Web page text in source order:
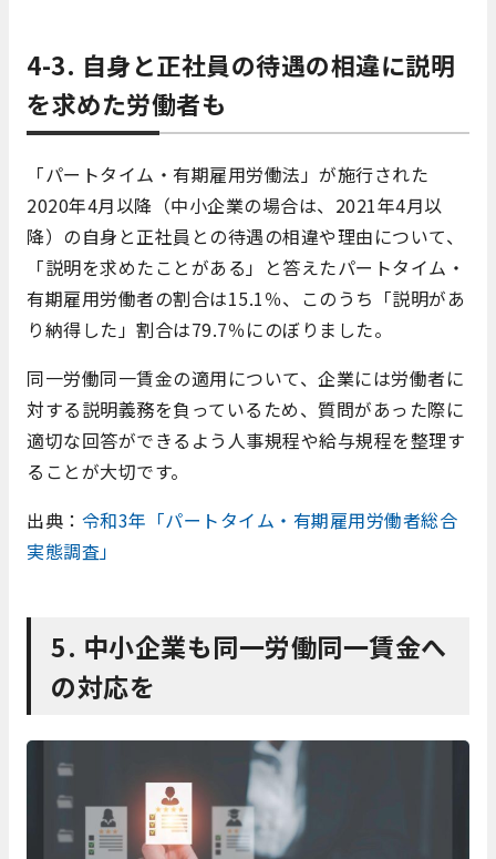
4-3. 自身と正社員の待遇の相違に説明
を求めた労働者も
「パートタイム・有期雇用労働法」が施行された
2020年4月以降（中小企業の場合は、2021年4月以
降）の自身と正社員との待遇の相違や理由について、
「説明を求めたことがある」と答えたパートタイム・
有期雇用労働者の割合は15.1％、このうち「説明があ
り納得した」割合は79.7％にのぼりました。
同一労働同一賃金の適用について、企業には労働者に
対する説明義務を負っているため、質問があった際に
適切な回答ができるよう人事規程や給与規程を整理す
ることが大切です。
出典： 令和3年「パートタイム・有期雇用労働者総合
実態調査」
5. 中小企業も同一労働同一賃金へ
の対応を